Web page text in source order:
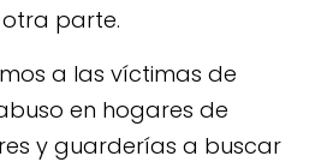
parte.
a las víctimas de
en hogares de
y guarderías a buscar